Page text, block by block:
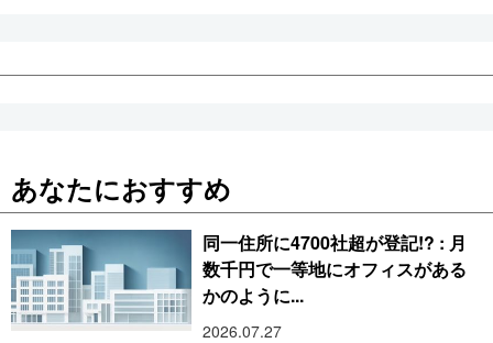
あなたにおすすめ
同一住所に4700社超が登記!? : 月
数千円で一等地にオフィスがある
かのように...
2026.07.27